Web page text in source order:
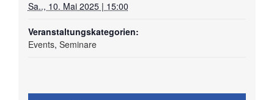
Sa.., 10. Mai 2025 | 15:00
Veranstaltungskategorien:
Events, Seminare